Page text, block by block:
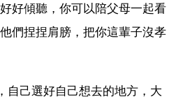
好傾聽，你可以陪父母一起看
們捏捏肩膀，把你這輩子沒孝
自己選好自己想去的地方，大